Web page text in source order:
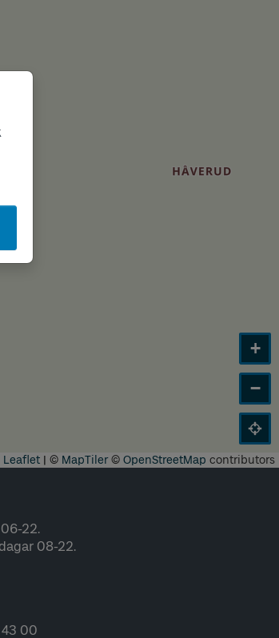
+
−
Leaflet | © MapTiler© OpenStreetMap contributors
22.
08-22.
43 00